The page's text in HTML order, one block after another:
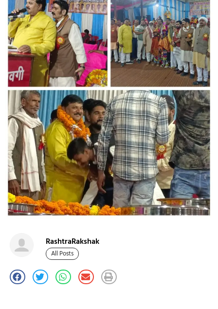
RashtraRakshak
All Posts